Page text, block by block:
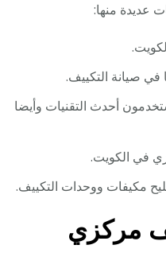
عديدة منها:
في صيانة التكييف.
أحدث التقنيات وأيضا
في الكويت.
مكيفات ووحدات التكييف.
مركزي